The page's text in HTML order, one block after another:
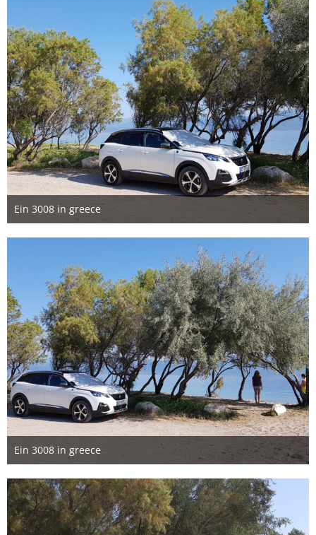
Ein 3008 in greece
15. August 2019
2
Ein 3008 in greece
15. August 2019
2